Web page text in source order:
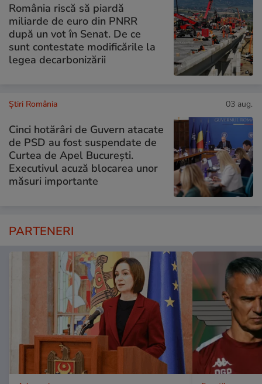
România riscă să piardă
miliarde de euro din PNRR
după un vot în Senat. De ce
sunt contestate modificările la
legea decarbonizării
Știri România 03 aug.
Cinci hotărâri de Guvern atacate
de PSD au fost suspendate de
Curtea de Apel București.
Executivul acuză blocarea unor
măsuri importante
PARTENERI